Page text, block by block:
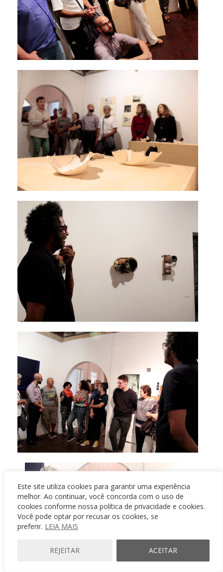
Este site utiliza cookies para garantir uma experiência
melhor. Ao continuar, você concorda com o uso de
cookies conforme nossa política de privacidade e cookies.
Você pode optar por recusar os cookies, se
preferir. LEIA MAIS
REJEITAR ACEITAR